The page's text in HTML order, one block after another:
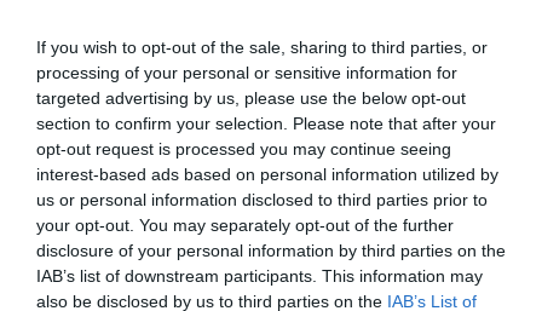
If you wish to opt-out of the sale, sharing to third parties, or
processing of your personal or sensitive information for
targeted advertising by us, please use the below opt-out
section to confirm your selection. Please note that after your
opt-out request is processed you may continue seeing
interest-based ads based on personal information utilized by
us or personal information disclosed to third parties prior to
your opt-out. You may separately opt-out of the further
disclosure of your personal information by third parties on the
IAB’s list of downstream participants. This information may
also be disclosed by us to third parties on the IAB’s List of
diseño de las instalaciones.
Respecto a las marcas internacionales que
representa la compañía, Precor, tuvo uno de los
principales focos de atención en la zona de
Glutebuilder, que presentó su nueva línea
selectorizada, ampliando así las opciones de
entrenamiento de glúteo a un público más amplio y
diverso.
Por su parte,Freemotioncaptó el interés de los
visitantes con sus modelos deReformer Pilatesy el
Incline Trainer con pantalla de 24”, que combina